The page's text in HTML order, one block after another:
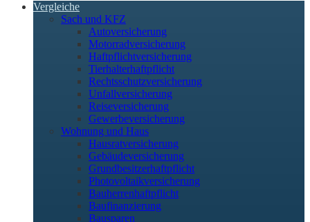
Vergleiche
Sach und KFZ
Autoversicherung
Motorradversicherung
Haftpflichtversicherung
Tierhalterhaftpflicht
Rechtsschutzversicherung
Unfallversicherung
Reiseversicherung
Gewerbeversicherung
Wohnung und Haus
Hausratversicherung
Gebäudeversicherung
Grundbesitzerhaftpflicht
Photovoltaikversicherung
Bauherrenhaftpflicht
Baufinanzierung
Bausparen